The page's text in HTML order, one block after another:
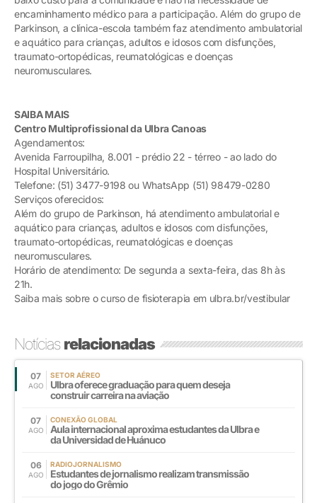
encaminhamento médico para a participação. Além do grupo de
Parkinson, a clínica-escola também faz atendimento ambulatorial
e aquático para crianças, adultos e idosos com disfunções,
traumato-ortopédicas, reumatológicas e doenças
neuromusculares.
SAIBA MAIS
Centro Multiprofissional da Ulbra Canoas
Agendamentos:
Avenida Farroupilha, 8.001 - prédio 22 - térreo - ao lado do
Hospital Universitário.
Telefone: (51) 3477-9198 ou WhatsApp (51) 98479-0280
Serviços oferecidos:
Além do grupo de Parkinson, há atendimento ambulatorial e
aquático para crianças, adultos e idosos com disfunções,
traumato-ortopédicas, reumatológicas e doenças
neuromusculares.
Horário de atendimento: De segunda a sexta-feira, das 8h às
21h.
Saiba mais sobre o curso de fisioterapia em ulbra.br/vestibular
Notíciasrelacionadas
07
AGO
SETOR AÉREO
Ulbra oferece graduação para quem deseja
construir carreira na aviação
07
AGO
CONEXÃO GLOBAL
Aula internacional aproxima estudantes da Ulbra e
da Universidad de Huánuco
06
AGO
RADIOJORNALISMO
Estudantes de jornalismo realizam transmissão
do jogo do Grêmio